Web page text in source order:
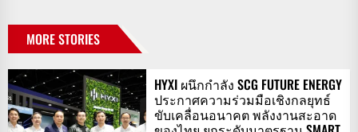
MORE STORIES
HYXI ผนึกกำลัง SCG FUTURE ENERGY
ประกาศความร่วมมือเชิงกลยุทธ์
ขับเคลื่อนอนาคต พลังงานสะอาด